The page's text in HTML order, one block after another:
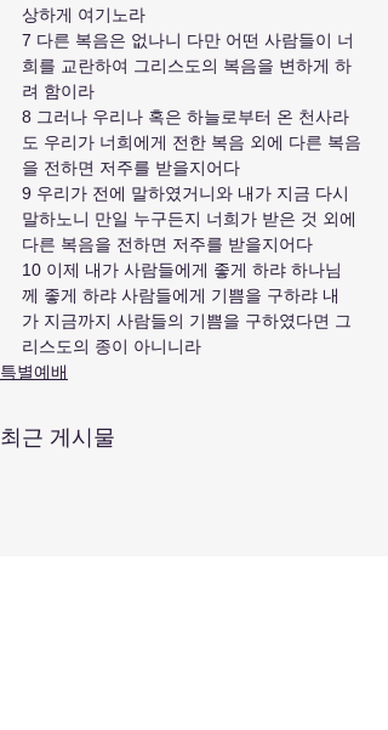
상하게 여기노라
7 다른 복음은 없나니 다만 어떤 사람들이 너
희를 교란하여 그리스도의 복음을 변하게 하
려 함이라
8 그러나 우리나 혹은 하늘로부터 온 천사라
도 우리가 너희에게 전한 복음 외에 다른 복음
을 전하면 저주를 받을지어다
9 우리가 전에 말하였거니와 내가 지금 다시
말하노니 만일 누구든지 너희가 받은 것 외에
다른 복음을 전하면 저주를 받을지어다
10 이제 내가 사람들에게 좋게 하랴 하나님
께 좋게 하랴 사람들에게 기쁨을 구하랴 내
가 지금까지 사람들의 기쁨을 구하였다면 그
리스도의 종이 아니니라
특별예배
최근 게시물